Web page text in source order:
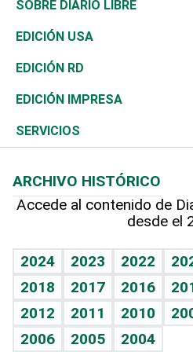
Reportajes
África
Ocenanía
Caribe
Resto del mundo
Vivienda
Telecom.
Global y variable
Economía personal
Buena Vida
Sociales
Novedades
Podcast Arte Libre
Hablando con el pediatra
Vida y familia
Eñe
Celebrando la vida
Sin complejos
Ciclismo
Tenis
Olimpismo
Más deportes
Línea de hit
TBT Deportivo
De buena tinta
En Directo
El Espía
Noticiero Poteleche
Columnistas
Más firmas
Clima
Tecnología
Historia
Martes de tecnología
Cambio climático
Mundo
Economía
Revista
Deportes
Opinión
Hecho en casa
Guía del dinero
SOBRE DIARIO LIBRE
EDICIÓN USA
EDICIÓN RD
EDICIÓN IMPRESA
SERVICIOS
Cumpleaños
Horóscopos
Crucigramas
ARCHIVO HISTÓRICO
Accede al contenido de
desde el
2024 2023 2022
2018
2017 2016
2012
2011 2010
2006
2005 2004